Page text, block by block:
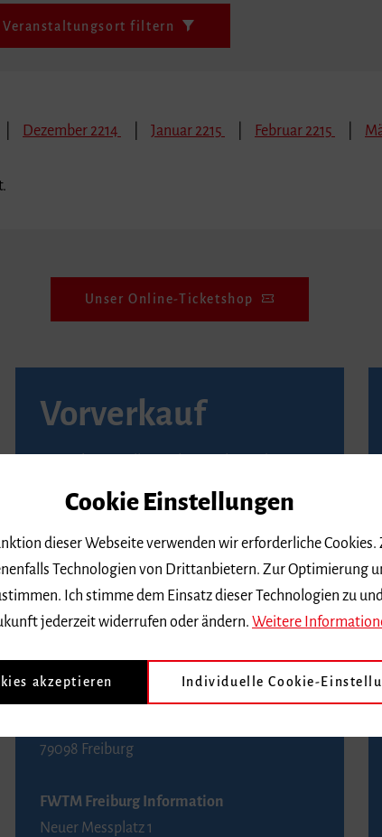
Veranstaltungsort filtern
Dezember 2214 Januar 2215 Februar 2215
Unser Online-Ticketshop
Vorverkauf
BZ-Kartenservice Freiburg
Kaiser-Joseph-Straße 229
79098 Freiburg
Telefon 0761 4968888 (Reservierungen sind
79098 Freiburg
FWTM Freiburg Information
Neuer Messplatz 1
Cookie Einstellungen
dieser Webseite verwenden wir erforderliche
Technologien von Drittanbietern. Zur Optimierung
Ich stimme dem Einsatz dieser Technologien zu
jederzeit widerrufen oder ändern. Weitere
akzeptieren Individuelle Cookie-